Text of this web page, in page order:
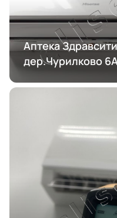
Аптека
дер.Чурилково